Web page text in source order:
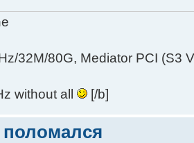
32M/80G, Mediator PCI (S3
without all
[/b]